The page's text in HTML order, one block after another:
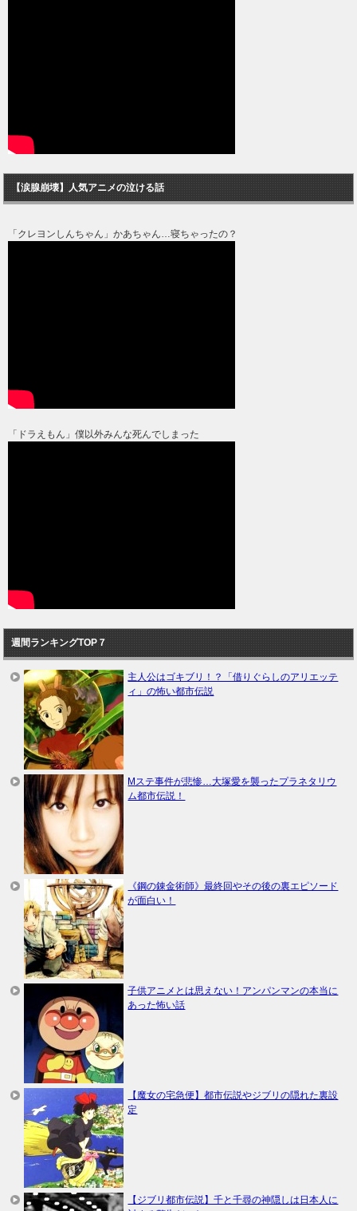
【涙腺崩壊】人気アニメの泣ける話
「クレヨンしんちゃん」かあちゃん…寝ちゃったの？
「ドラえもん」僕以外みんな死んでしまった
週間ランキングTOP７
主人公はゴキブリ！？「借りぐらしのアリエッテ
ィ」の怖い都市伝説
Mステ事件が悲惨…大塚愛を襲ったプラネタリウ
ム都市伝説！
《鋼の錬金術師》最終回やその後の裏エピソード
が面白い！
子供アニメとは思えない！アンパンマンの本当に
あった怖い話
【魔女の宅急便】都市伝説やジブリの隠れた裏設
定
【ジブリ都市伝説】千と千尋の神隠しは日本人に